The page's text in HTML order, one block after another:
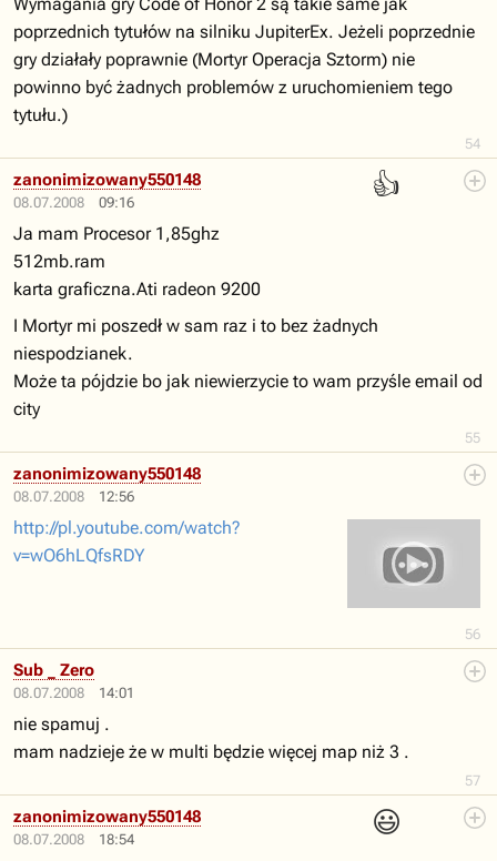
54
poprzednich tytułów na silniku JupiterEx. Jeżeli poprzednie
gry działały poprawnie (Mortyr Operacja Sztorm) nie
powinno być żadnych problemów z uruchomieniem tego
tytułu.)
08.07.2008 09:16
👍
55
zanonimizowany550148
Ja mam Procesor 1,85ghz
512mb.ram
karta graficzna.Ati radeon 9200
I Mortyr mi poszedł w sam raz i to bez żadnych
niespodzianek.
Może ta pójdzie bo jak niewierzycie to wam przyśle email od
city
08.07.2008 12:56
56
zanonimizowany550148
http://pl.youtube.com/watch?
v=wO6hLQfsRDY
08.07.2008 14:01
57
Sub _ Zero
nie spamuj .
mam nadzieje że w multi będzie więcej map niż 3 .
08.07.2008 18:54
😃
zanonimizowany550148